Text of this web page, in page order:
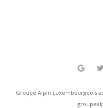
Groupe Alpin Luxembourgeois